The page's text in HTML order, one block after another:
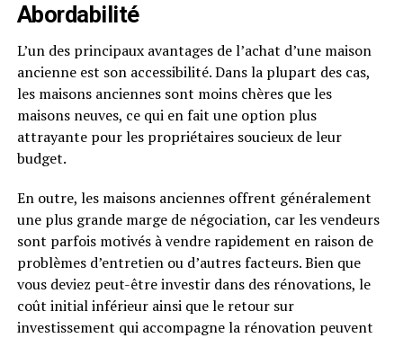
Abordabilité
L’un des principaux avantages de l’achat d’une maison
ancienne est son accessibilité. Dans la plupart des cas,
les maisons anciennes sont moins chères que les
maisons neuves, ce qui en fait une option plus
attrayante pour les propriétaires soucieux de leur
budget.
En outre, les maisons anciennes offrent généralement
une plus grande marge de négociation, car les vendeurs
sont parfois motivés à vendre rapidement en raison de
problèmes d’entretien ou d’autres facteurs. Bien que
vous deviez peut-être investir dans des rénovations, le
coût initial inférieur ainsi que le retour sur
investissement qui accompagne la rénovation peuvent